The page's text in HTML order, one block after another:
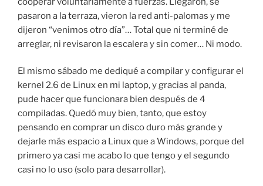
pasaron a la terraza, vieron la red anti-palomas y me
dijeron “venimos otro día”… Total que ni terminé de
arreglar, ni revisaron la escalera y sin comer… Ni modo.
El mismo sábado me dediqué a compilar y configurar el
kernel 2.6 de Linux en mi laptop, y gracias al panda,
pude hacer que funcionara bien después de 4
compiladas. Quedó muy bien, tanto, que estoy
pensando en comprar un disco duro más grande y
dejarle más espacio a Linux que a Windows, porque del
primero ya casi me acabo lo que tengo y el segundo
casi no lo uso (solo para desarrollar).